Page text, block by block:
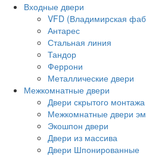
Входные двери
VFD (Владимирская
Антарес
Стальная линия
Тандор
Феррони
Металлические двери
Межкомнатные двери
Двери скрытого монтажа
Межкомнатные двери
Экошпон двери
Двери из массива
Двери Шпонированные